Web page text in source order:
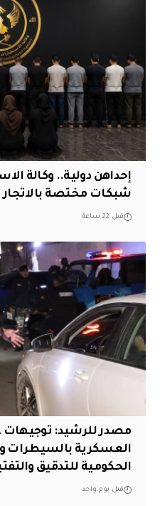
إحداهن دولية.. وكالة
شبكات مختصة بالاتجار
قبل 22 ساعة
مصدر للرشيد: توجيهات
العسكرية بالسيطرات
الحكومية للتدقيق
قبل يوم واحد